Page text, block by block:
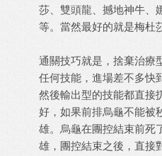
莎、雙頭龍、撼地神牛、
等。當然最好的就是梅杜
通關技巧就是，捨棄治療
任何技能，進場差不多快
然後輸出型的技能都直接
好，如果前排烏龜不能被
雄。烏龜在團控結束前死
雄，團控結束之後，直接